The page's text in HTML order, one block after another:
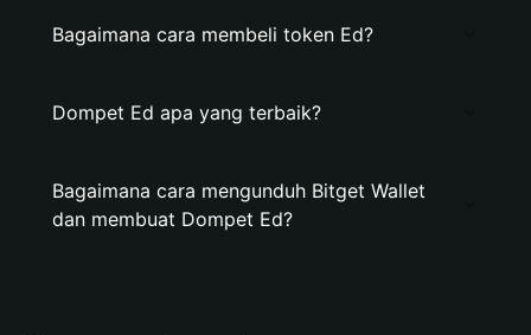
Bagaimana cara membeli token Ed?
Dompet Ed apa yang terbaik?
Bagaimana cara mengunduh Bitget Wallet
dan membuat Dompet Ed?